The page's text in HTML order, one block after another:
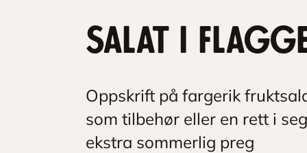
Salat i
Oppskrift på fargerik
som tilbehør eller en rett i
ekstra sommerlig preg